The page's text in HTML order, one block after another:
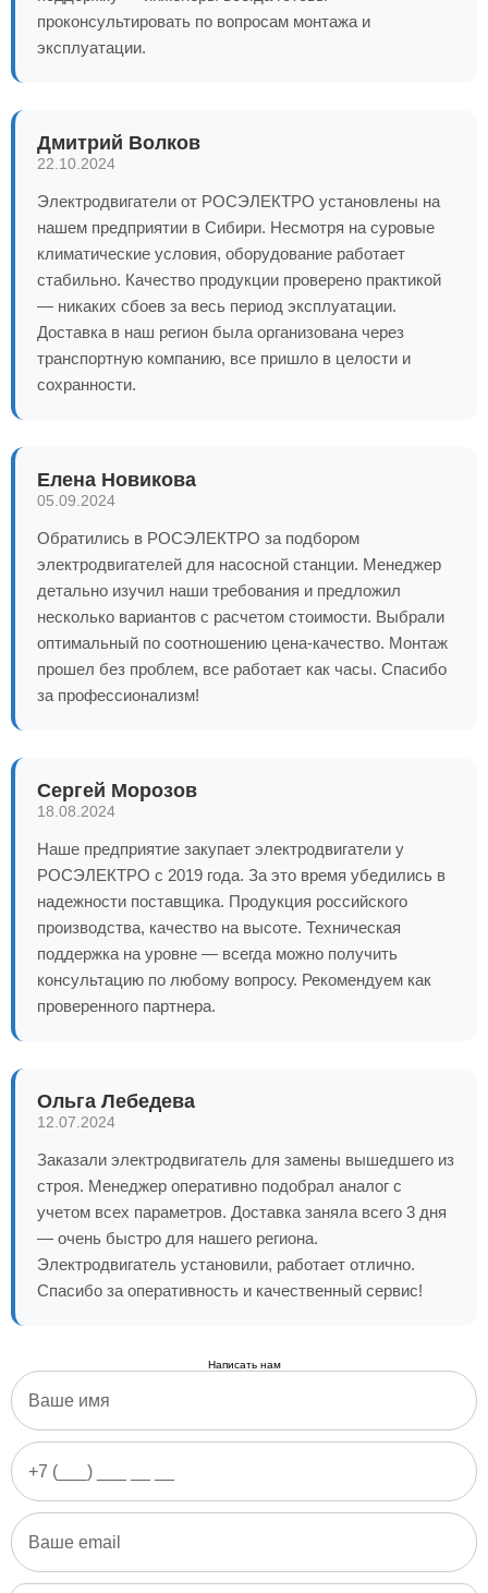
проконсультировать по вопросам монтажа и
эксплуатации.
Дмитрий Волков
22.10.2024
Электродвигатели от РОСЭЛЕКТРО установлены на
нашем предприятии в Сибири. Несмотря на суровые
климатические условия, оборудование работает
стабильно. Качество продукции проверено практикой
— никаких сбоев за весь период эксплуатации.
Доставка в наш регион была организована через
транспортную компанию, все пришло в целости и
сохранности.
Елена Новикова
05.09.2024
Обратились в РОСЭЛЕКТРО за подбором
электродвигателей для насосной станции. Менеджер
детально изучил наши требования и предложил
несколько вариантов с расчетом стоимости. Выбрали
оптимальный по соотношению цена-качество. Монтаж
прошел без проблем, все работает как часы. Спасибо
за профессионализм!
Сергей Морозов
18.08.2024
Наше предприятие закупает электродвигатели у
РОСЭЛЕКТРО с 2019 года. За это время убедились в
надежности поставщика. Продукция российского
производства, качество на высоте. Техническая
поддержка на уровне — всегда можно получить
консультацию по любому вопросу. Рекомендуем как
проверенного партнера.
Ольга Лебедева
12.07.2024
Заказали электродвигатель для замены вышедшего из
строя. Менеджер оперативно подобрал аналог с
учетом всех параметров. Доставка заняла всего 3 дня
— очень быстро для нашего региона.
Электродвигатель установили, работает отлично.
Спасибо за оперативность и качественный сервис!
Написать нам